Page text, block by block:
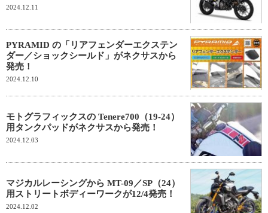
2024.12.11
PYRAMID の「リアフェンダーエクステン
ダー／ショックシールド」がネクサスから
発売！
2024.12.10
モトグラフィックスの Tenere700（19-24）
用タンクパッドがネクサスから発売！
2024.12.03
マジカルレーシングから MT-09／SP（24）
用ストリートボディーワークが12/4発売！
2024.12.02